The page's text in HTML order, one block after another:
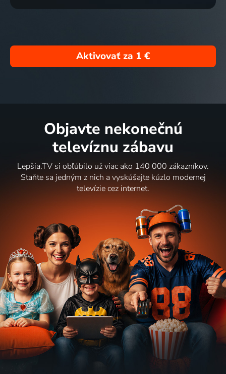
Aktivovať za 1 €
Objavte nekonečnú
televíznu zábavu
Lepšia.TV si obľúbilo už viac ako 140 000 zákazníkov.
Staňte sa jedným z nich a vyskúšajte kúzlo modernej
televízie cez internet.